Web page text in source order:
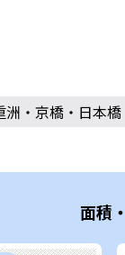
洲・京橋・日本橋
面積